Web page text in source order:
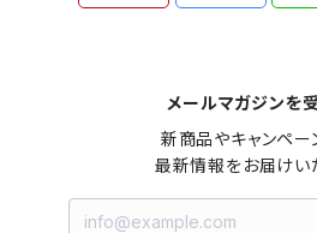
メールマガジンを
新商品やキャンペー
最新情報をお届けい